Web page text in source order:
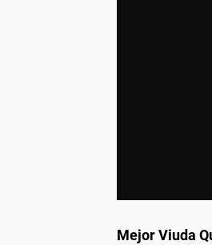
Mejor Viuda